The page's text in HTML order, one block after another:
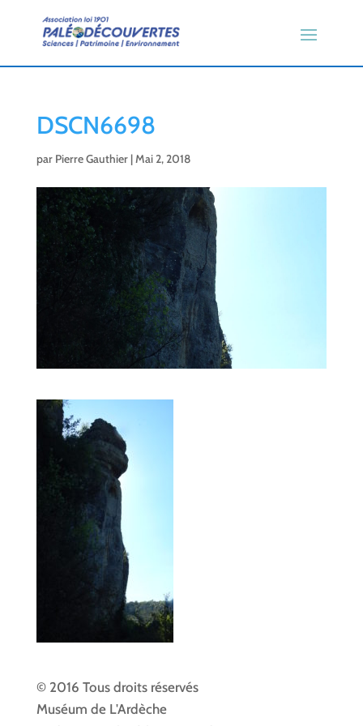
DSCN6698
par Pierre Gauthier|Mai 2, 2018
© 2016 Tous droits réservés
Muséum de L'Ardèche